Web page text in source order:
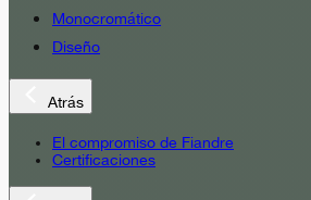
Monocromático
Diseño
Atrás
El compromiso de Fiandre
Certificaciones